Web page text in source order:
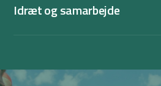
Idræt og samarbejde